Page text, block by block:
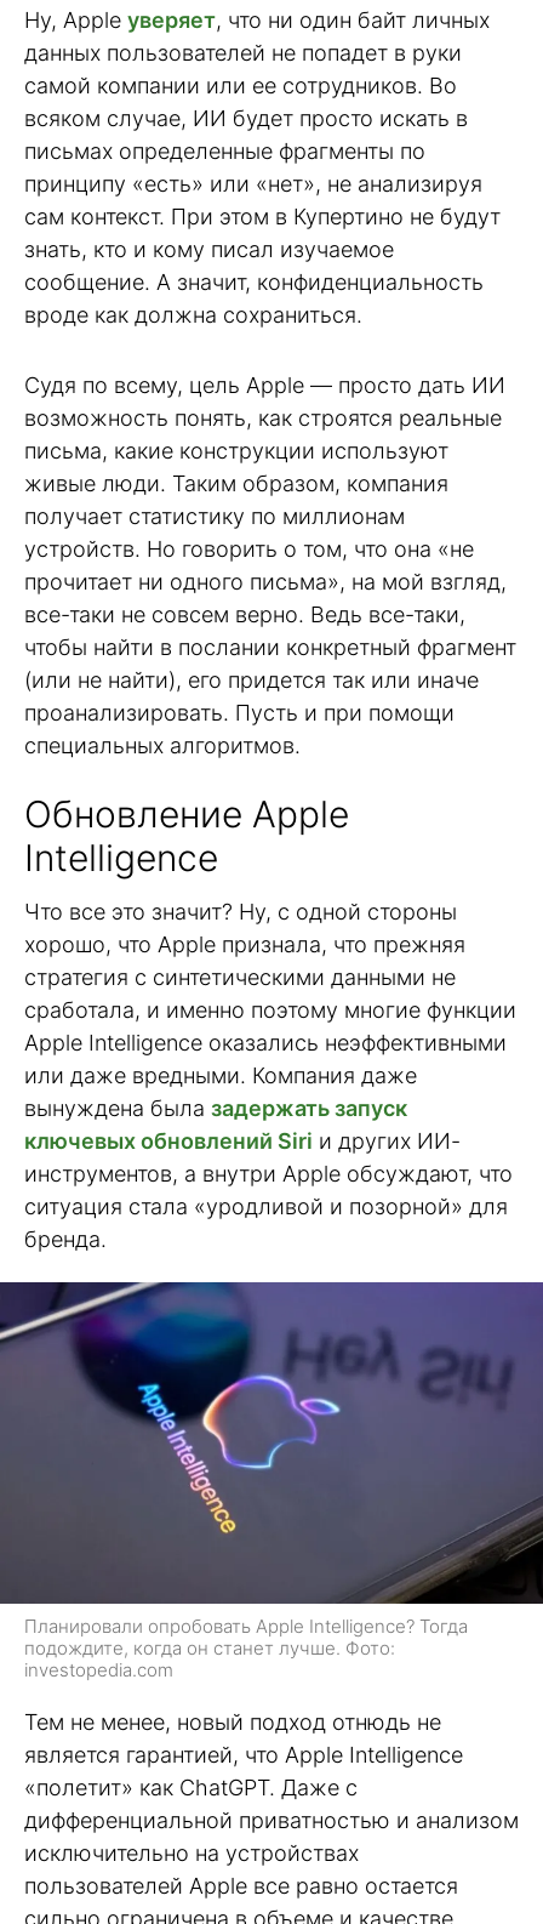
Ну, Apple уверяет, что ни один байт личных
данных пользователей не попадет в руки
самой компании или ее сотрудников. Во
всяком случае, ИИ будет просто искать в
письмах определенные фрагменты по
принципу «есть» или «нет», не анализируя
сам контекст. При этом в Купертино не будут
знать, кто и кому писал изучаемое
сообщение. А значит, конфиденциальность
вроде как должна сохраниться.
Судя по всему, цель Apple — просто дать ИИ
возможность понять, как строятся реальные
письма, какие конструкции используют
живые люди. Таким образом, компания
получает статистику по миллионам
устройств. Но говорить о том, что она «не
прочитает ни одного письма», на мой взгляд,
все-таки не совсем верно. Ведь все-таки,
чтобы найти в послании конкретный фрагмент
(или не найти), его придется так или иначе
проанализировать. Пусть и при помощи
специальных алгоритмов.
Обновление Apple
Intelligence
Что все это значит? Ну, с одной стороны
хорошо, что Apple признала, что прежняя
стратегия с синтетическими данными не
сработала, и именно поэтому многие функции
Apple Intelligence оказались неэффективными
или даже вредными. Компания даже
вынуждена была задержать запуск
ключевых обновлений Siri и других ИИ-
инструментов, а внутри Apple обсуждают, что
ситуация стала «уродливой и позорной» для
бренда.
Планировали опробовать Apple Intelligence? Тогда
подождите, когда он станет лучше. Фото:
investopedia.com
Тем не менее, новый подход отнюдь не
является гарантией, что Apple Intelligence
«полетит» как ChatGPT. Даже с
дифференциальной приватностью и анализом
исключительно на устройствах
пользователей Apple все равно остается
сильно ограничена в объеме и качестве